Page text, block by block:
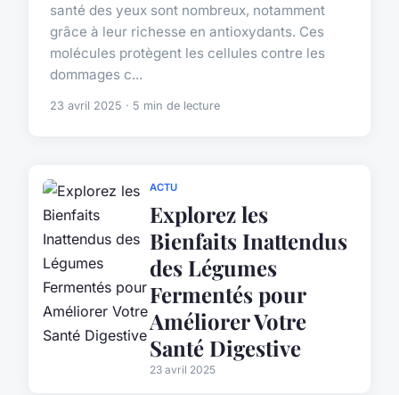
santé des yeux sont nombreux, notamment
grâce à leur richesse en antioxydants. Ces
molécules protègent les cellules contre les
dommages c...
23 avril 2025 · 5 min de lecture
ACTU
Explorez les
Bienfaits Inattendus
des Légumes
Fermentés pour
Améliorer Votre
Santé Digestive
23 avril 2025